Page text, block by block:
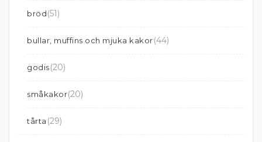
bröd(51)
bullar, muffins och mjuka kakor(44)
godis(20)
småkakor(20)
tårta (29)